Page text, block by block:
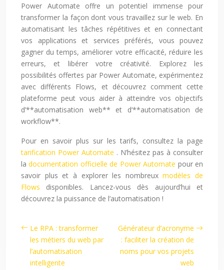
Power Automate offre un potentiel immense pour
transformer la façon dont vous travaillez sur le web. En
automatisant les tâches répétitives et en connectant
vos applications et services préférés, vous pouvez
gagner du temps, améliorer votre efficacité, réduire les
erreurs, et libérer votre créativité. Explorez les
possibilités offertes par Power Automate, expérimentez
avec différents Flows, et découvrez comment cette
plateforme peut vous aider à atteindre vos objectifs
d’**automatisation web** et d’**automatisation de
workflow**.
Pour en savoir plus sur les tarifs, consultez la page
tarification Power Automate . N’hésitez pas à consulter
ladocumentation officielle de Power Automate pour en
savoir plus et à explorer les nombreuxmodèles de
Flows disponibles. Lancez-vous dès aujourd’hui et
découvrez la puissance de l’automatisation !
Le RPA : transformer
les métiers du web par
l’automatisation
intelligente
Générateur d’acronyme
: faciliter la création de
noms pour vos projets
web